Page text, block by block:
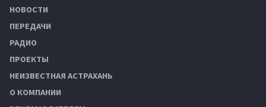
НОВОСТИ
ПЕРЕДАЧИ
РАДИО
ПРОЕКТЫ
НЕИЗВЕСТНАЯ АСТРАХАНЬ
О КОМПАНИИ